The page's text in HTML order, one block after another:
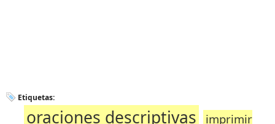
Etiquetas:
oraciones descriptivas
imprimir